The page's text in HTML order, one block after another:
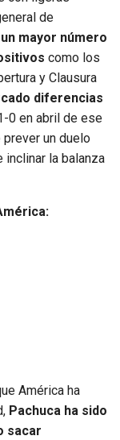
de
mayor número
como los
y Clausura
diferencias
0 en abril de ese
un duelo
inclinar la balanza
América ha
Pachuca ha sido
sacar